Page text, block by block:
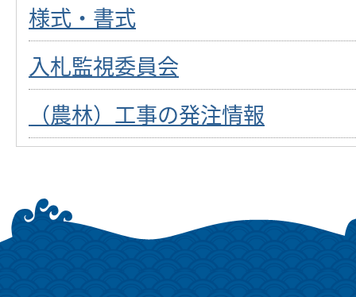
様式・書式
入札監視委員会
（農林）工事の発注情報